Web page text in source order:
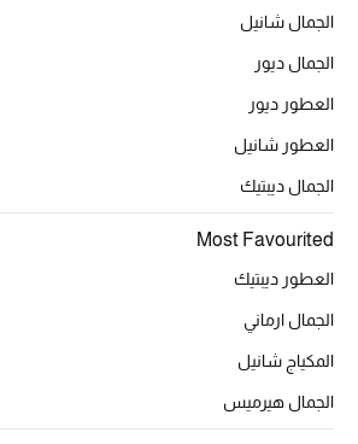
خصومات
الجديد في عالم الجمال
الأكثر مبيعاً
مكتشف العطور
المكياج
الجمال شانيل
الجمال ديور
العطور ديور
العطور شانيل
الجمال ديبتيك
Most Favourited
العطور ديبتيك
الجمال ارماني
المكياج شانيل
الجمال هيرميس